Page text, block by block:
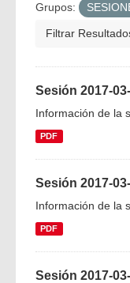
Grupos:
Filtrar
Sesión 2017-
Información de la
PDF
Sesión 2017-
Información de la
PDF
Sesión 2017-